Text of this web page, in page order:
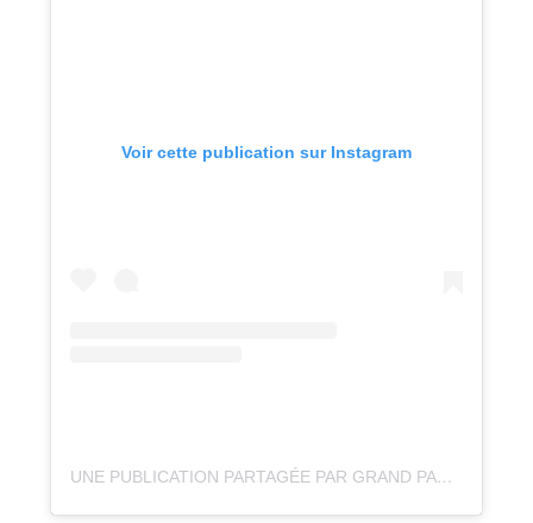
Voir cette publication sur Instagram
UNE PUBLICATION PARTAGÉE PAR GRAND PARC D’ANDILLY (@GRAND_PARC_D_ANDILLY_)